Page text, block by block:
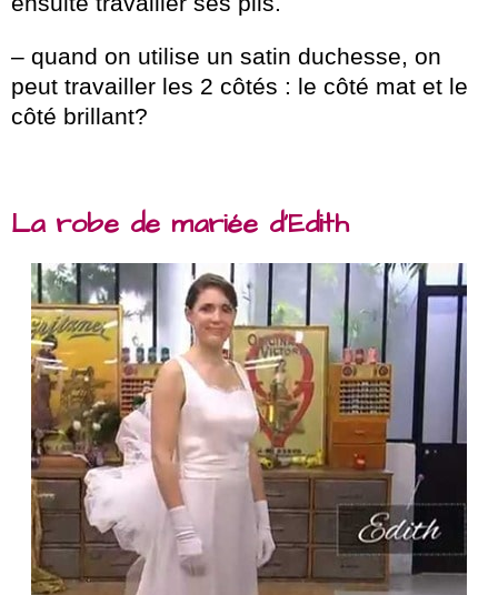
– quand on utilise un satin duchesse, on
peut travailler les 2 côtés : le côté mat et le
côté brillant?
La robe de mariée d’Edith